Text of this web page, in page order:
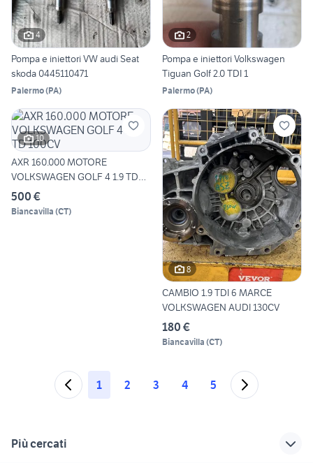
4
Pompa e iniettori VW audi Seat
skoda 0445110471
Palermo(PA)
2
Pompa e iniettori Volkswagen
Tiguan Golf 2.0 TDI 1
Palermo(PA)
10
AXR 160.000 MOTORE
VOLKSWAGEN GOLF 4 1.9 TD
100CV
500 €
Biancavilla (CT)
8
CAMBIO 1.9 TDI 6 MARCE
VOLKSWAGEN AUDI 130CV
180 €
Biancavilla (CT)
1 2 3 4 5
Più cercati